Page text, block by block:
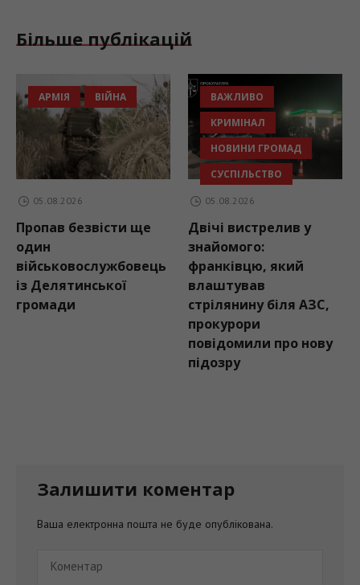
Більше публікацій
АРМІЯ ВІЙНА
05.08.2026
Пропав безвісти ще
один
військовослужбовець
із Делятинської
громади
ВАЖЛИВО
КРИМІНАЛ
НОВИНИ ГРОМАД
СУСПІЛЬСТВО
05.08.2026
Двічі вистрелив у
знайомого:
франківцю, який
влаштував
стрілянину біля АЗС,
прокурори
повідомили про нову
підозру
Залишити коментар
Ваша електронна пошта не буде опублікована.